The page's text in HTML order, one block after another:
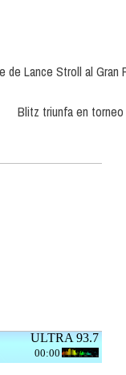
de Lance Stroll al Gran
Blitz triunfa en